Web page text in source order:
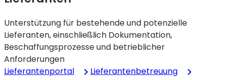
Unterstützung für bestehende und potenzielle
Lieferanten, einschließlich Dokumentation,
Beschaffungsprozesse und betrieblicher
Anforderungen
Lieferantenportal
Lieferantenbetreuung